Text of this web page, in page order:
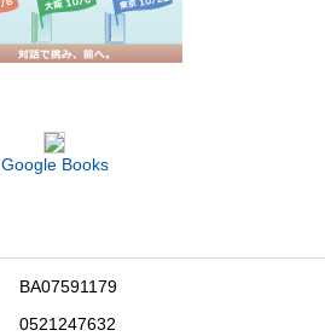
Google Books
BA07591179
0521247632